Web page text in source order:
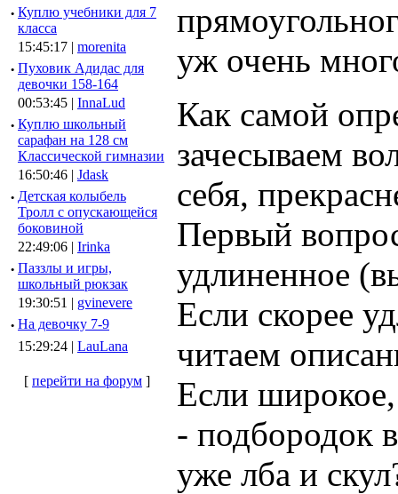
· Куплю учебники для 7
класса
15:45:17 | morenita
· Пуховик Адидас для
девочки 158-164
00:53:45 | InnaLud
· Куплю школьный
сарафан на 128 см
Классической гимназии
16:50:46 | Jdask
· Детская колыбель
Тролл с опускающейся
боковиной
22:49:06 | Irinka
· Паззлы и игры,
школьный рюкзак
19:30:51 | gvinevere
· Hа девочку 7-9
15:29:24 | LauLana
[ перейти на форум ]
уж очень
Как самой
зачесываем
себя,
Первый
удлиненное
Если скорее
читаем
Если
- подбородок
уже лба и